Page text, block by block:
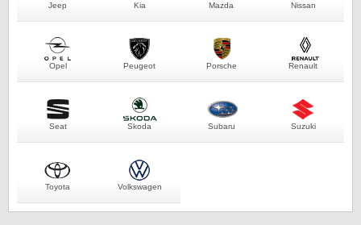
Jeep Kia Mazda Nissan
Opel Peugeot Porsche Renault
Seat Skoda Subaru Suzuki
Toyota Volkswagen